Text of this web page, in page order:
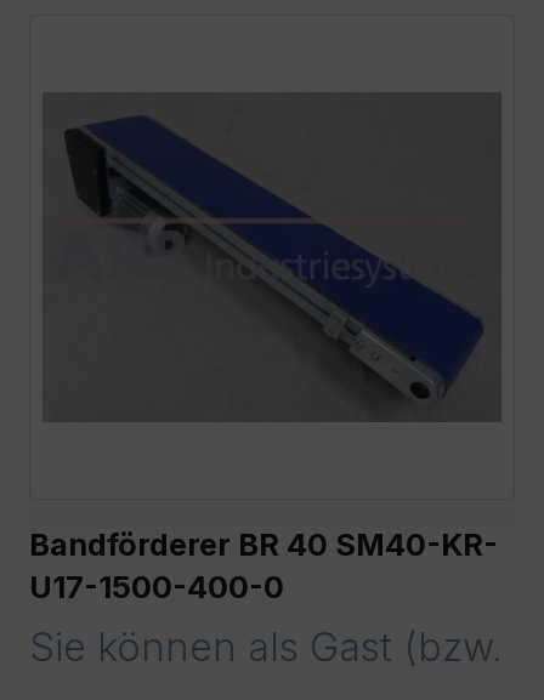
Bandförderer BR 40 SM40-KR-
U17-1500-400-0
Sie können als Gast (bzw.